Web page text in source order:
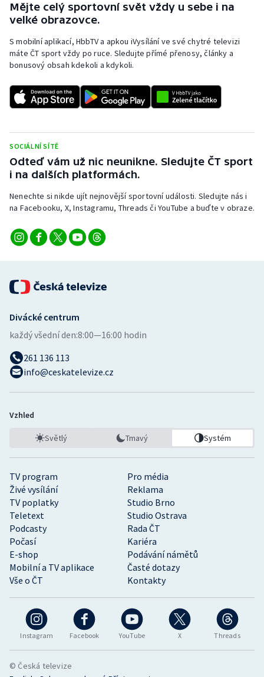
Mějte celý sportovní svět vždy u sebe i na
velké obrazovce.
S mobilní aplikací, HbbTV a apkou iVysílání ve své chytré televizi
máte ČT sport vždy po ruce. Sledujte přímé přenosy, články a
bonusový obsah kdekoli a kdykoli.
SOCIÁLNÍ SÍTĚ
Odteď vám už nic neunikne. Sledujte ČT sport
i na dalších platformách.
Nenechte si nikde ujít nejnovější sportovní události. Sledujte nás i
na Facebooku, X, Instagramu, Threads či YouTube a buďte v obraze.
Instagram Facebook YouTube X Threads
TV program
Pro média
Živé vysílání
Reklama
TV poplatky
Studio Brno
Teletext
Studio Ostrava
Podcasty
Rada ČT
Počasí
Kariéra
E-shop
Podávání námětů
Mobilní a TV aplikace
Časté dotazy
Vše o ČT
Kontakty
Divácké centrum
každý všední den:8:00—16:00 hodin
261 136 113
info@ceskatelevize.cz
Vzhled
Světlý Tmavý Systém
© Česká televize